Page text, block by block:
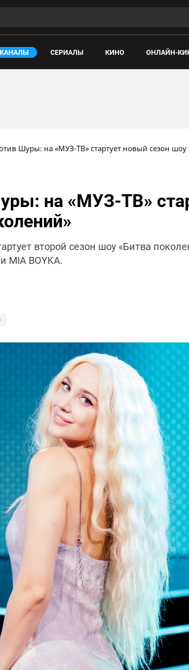
СЕРИАЛЫ КИНО ОНЛАЙН-
Шуры: на «МУЗ-ТВ» стартует новый сезон
на «МУЗ-ТВ»
второй сезон шоу «Битва
MIA BOYKA.